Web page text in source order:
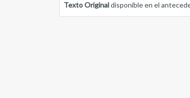
Texto Originaldisponible en el